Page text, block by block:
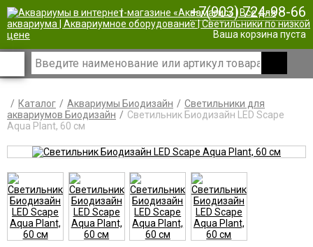
| +7(903) 724-98-66
Ваша корзина пуста
Каталог Аквариумы Биодизайн
Светильники для
аквариумов Биодизайн
Светильник Биодизайн LED Scape
Aqua Plant, 60 см